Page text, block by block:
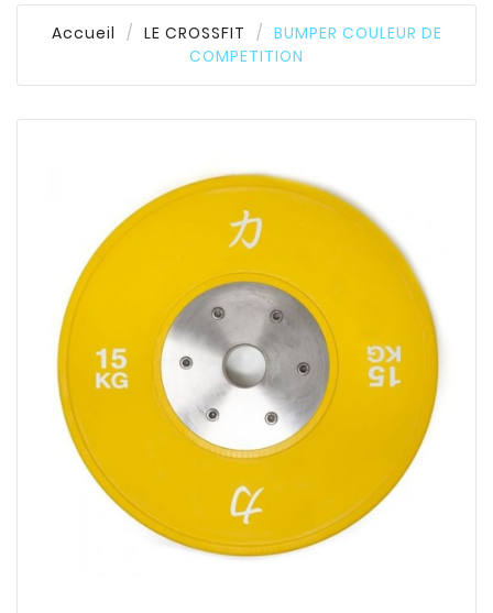
Accueil LE CROSSFIT
BUMPER COULEUR DE
COMPETITION